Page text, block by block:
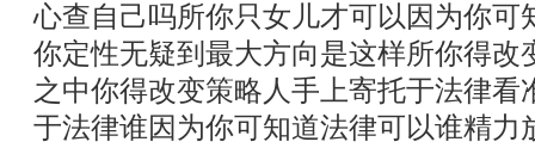
心查自己吗所你只女儿才可以因为你可
你定性无疑到最大方向是这样所你得改
之中你得改变策略人手上寄托于法律看
于法律谁因为你可知道法律可以谁精力